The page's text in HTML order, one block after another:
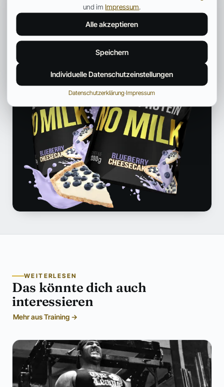
WEITERLESEN
Das könnte dich auch
interessieren
Mehr aus Training →
und im Impressum
Alle akzeptieren
Speichern
Individuelle Datenschutzeinstellungen
Datenschutzerklärung·Impressum